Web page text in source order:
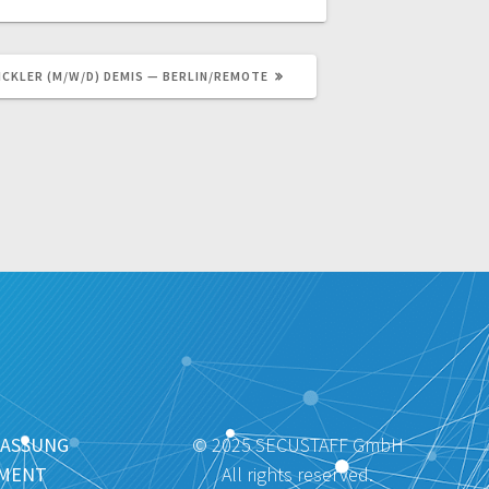
(M/W/D) DEMIS — BERLIN/REMOTE
© 2025 SECUSTAFF GmbH
All rights reserved.